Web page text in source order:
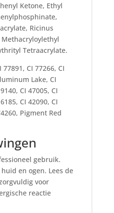
Ketone, Ethyl
Ricinus
Tetraacrylate.
CI 77266, CI
Lake, CI
CI 47005, CI
CI 42090, CI
Pigment Red
gebruik.
en ogen. Lees de
voor
reactie